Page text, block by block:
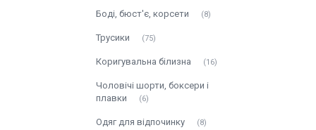
Боді, бюст'є, корсети 8
Трусики 75
Коригувальна білизна 16
Чоловічі шорти, боксери і
плавки
6
Одяг для відпочинку 8